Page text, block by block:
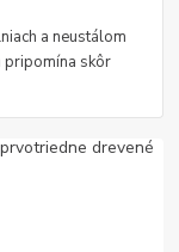
a neustálom
pripomína skôr